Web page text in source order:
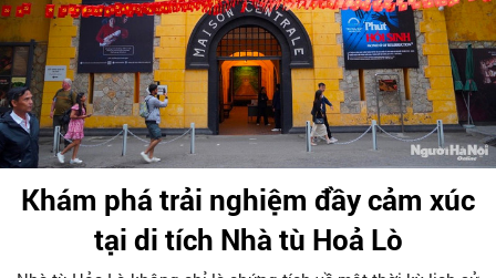
Khám phá trải nghiệm đầy cảm xúc
tại di tích Nhà tù Hoả Lò